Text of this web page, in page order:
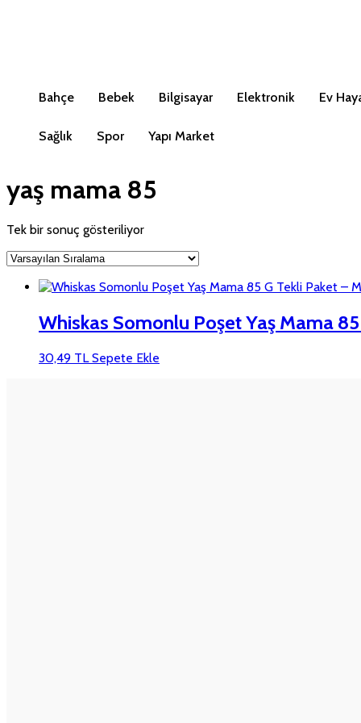
Bahçe Bebek Bilgisayar Elektronik Ev
Sağlık Spor Yapı Market
yaş mama 85
Tek bir sonuç gösteriliyor
Whiskas Somonlu Poşet Yaş Mama
30,49 TL Sepete Ekle